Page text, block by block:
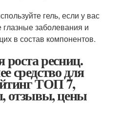
гель, если у вас
заболевания и
в состав компонентов.
ресниц.
средство для
ТОП 7,
отзывы, цены